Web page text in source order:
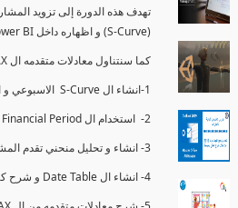
(S-Curve) و اظهاره داخل Power BI و كيفيه استخدام خاصيه Financial Period داهل البريماف
كما سنتناول معادلات متقدمه ال DAX ستمكننا منا عرض نسم التقدم و التأخير في المشروع و اي الاقسام اكثر تأخيرا , كل هذا بشكل تفاعلي و محدث باستمرار.
1-انشاء ال S-Curve الاسبوعي و التراكمي للBaseline داخل ال Power BI.
2- استخدام ال Financial Period في عمل التحديثات و حفظها.
3- انشاء و تحليل منحني تقدم المشروع EV% الاسبوعي و التراكمي.
4- انشاء ال Date Table و شرح كيفيه ربط الPV% مع ال EV% .